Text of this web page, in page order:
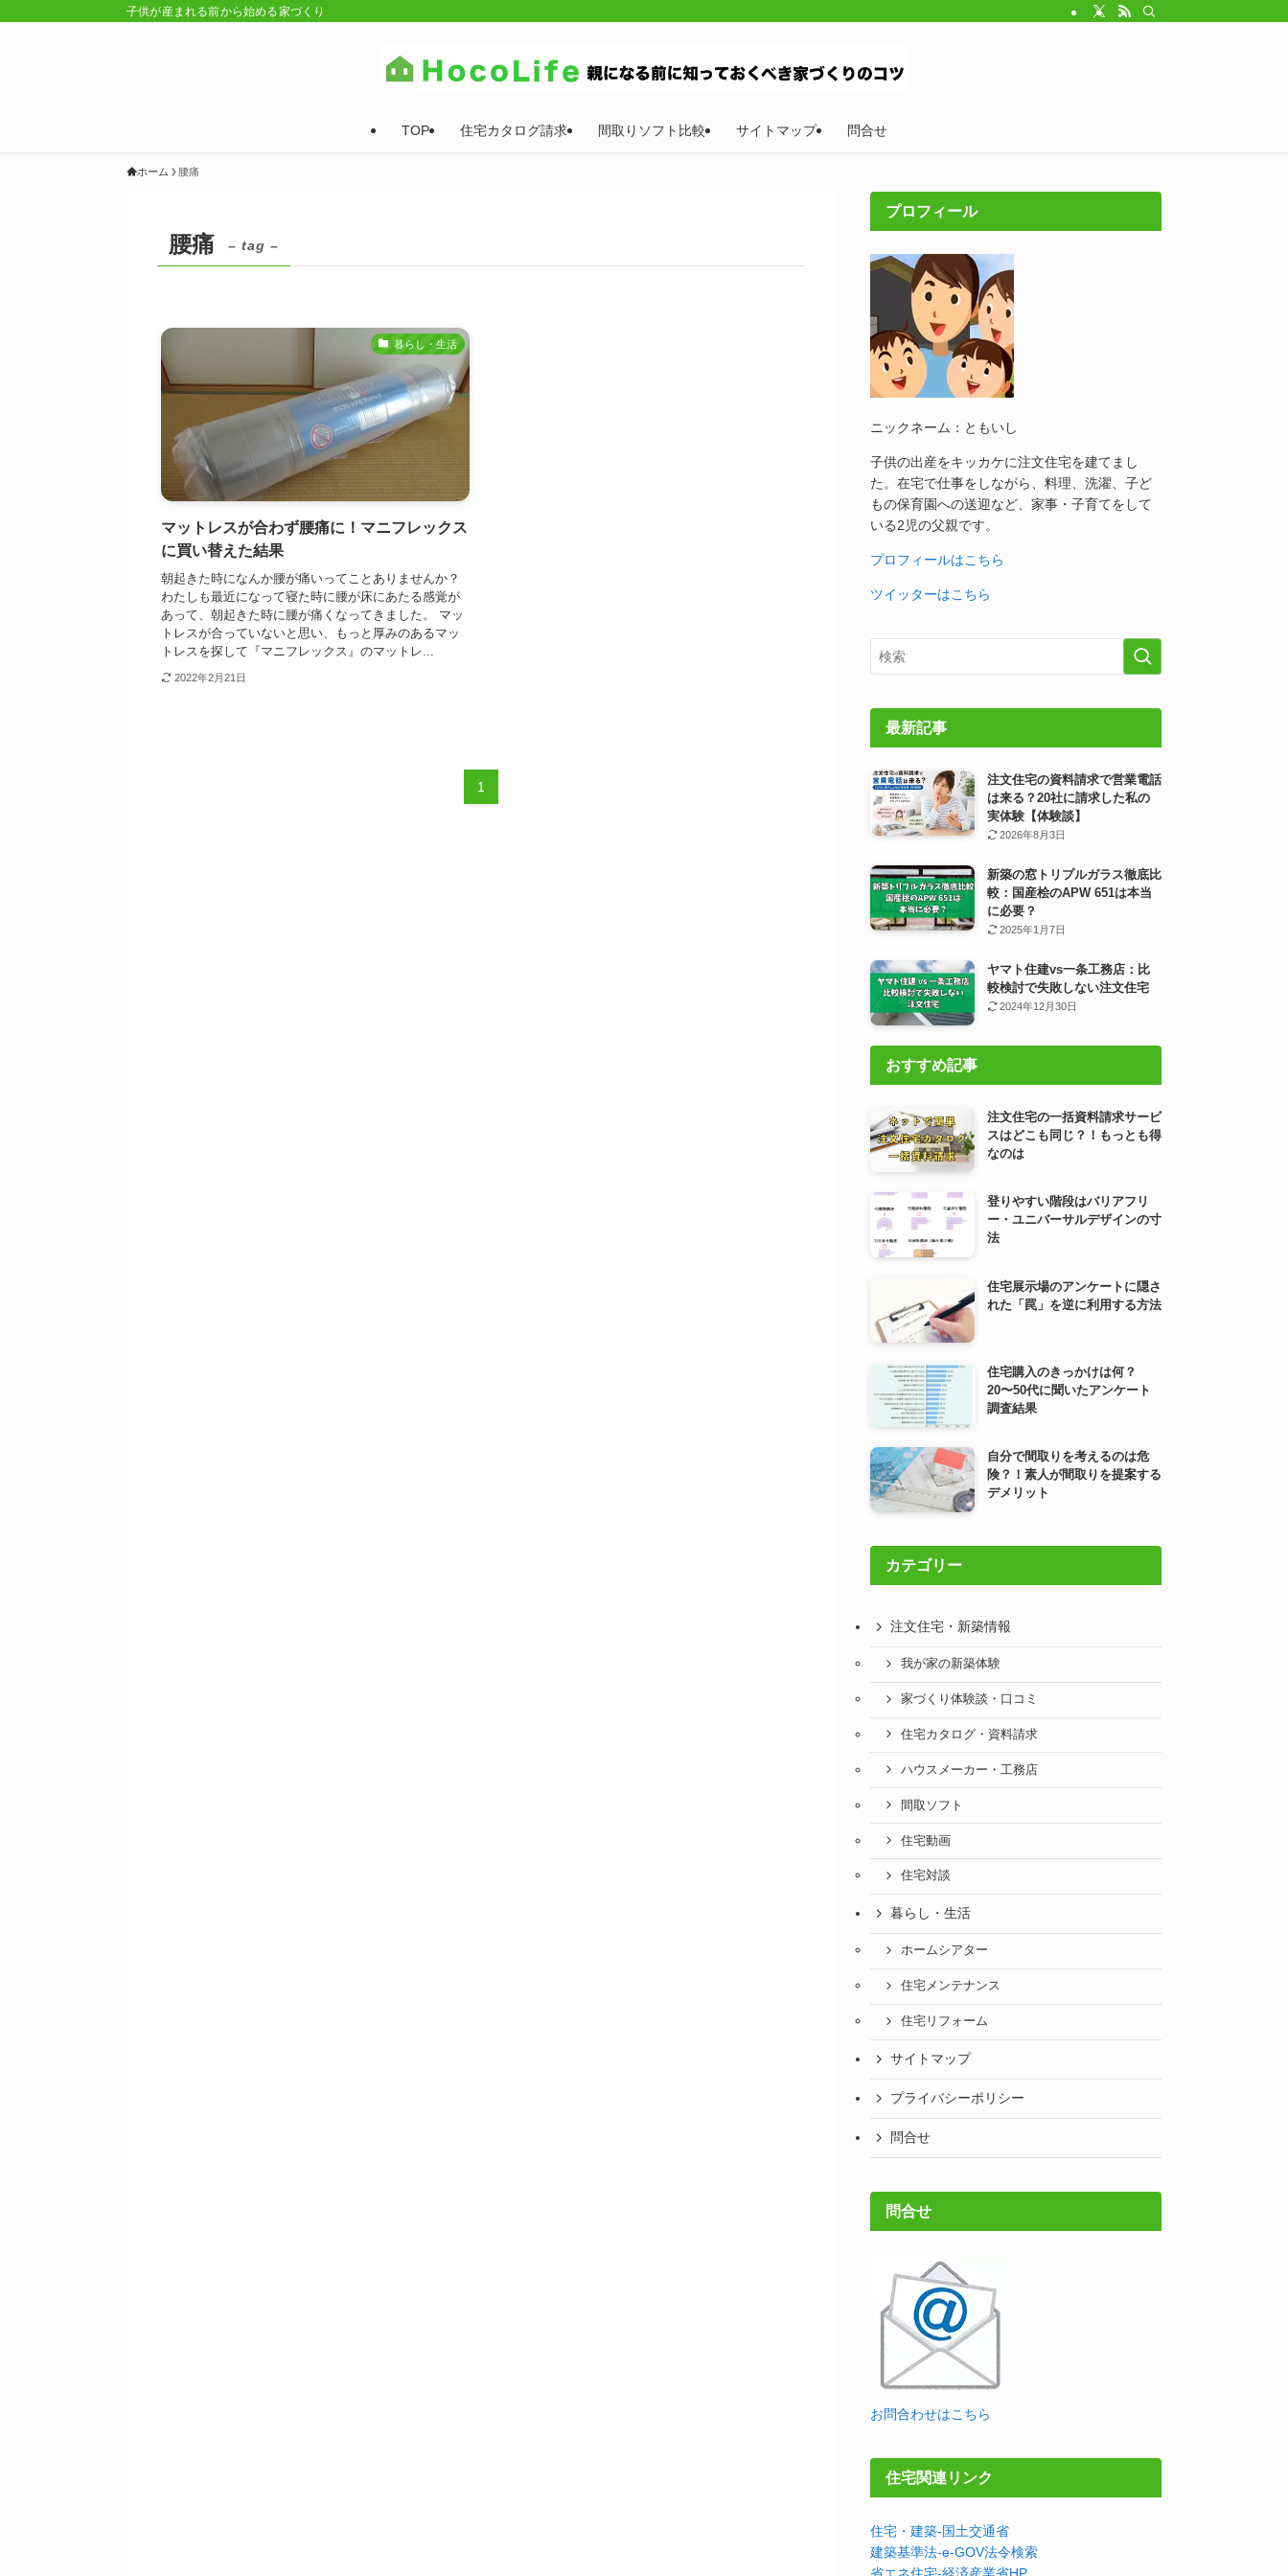
子供が産まれる前から始める家づくり
TOP 住宅カタログ請求 間取りソフト比較 サイトマップ 問合せ
ホーム 腰痛
腰痛 – tag –
暮らし・生活
マットレスが合わず腰痛に！マニフレックス
に買い替えた結果
朝起きた時になんか腰が痛いってことありませんか？
わたしも最近になって寝た時に腰が床にあたる感覚が
あって、朝起きた時に腰が痛くなってきました。 マッ
トレスが合っていないと思い、もっと厚みのあるマッ
トレスを探して『マニフレックス』のマットレ...
2022年2月21日
1
プロフィール
ニックネーム：ともいし
子供の出産をキッカケに注文住宅を建てまし
た。在宅で仕事をしながら、料理、洗濯、子ど
もの保育園への送迎など、家事・子育てをして
いる2児の父親です。
プロフィールはこちら
ツイッターはこちら
最新記事
注文住宅の資料請求で営業電話
は来る？20社に請求した私の
実体験【体験談】
2026年8月3日
新築の窓トリプルガラス徹底比
較：国産桧のAPW 651は本当
に必要？
2025年1月7日
ヤマト住建vs一条工務店：比
較検討で失敗しない注文住宅
2024年12月30日
おすすめ記事
注文住宅の一括資料請求サービ
スはどこも同じ？！もっとも得
なのは
登りやすい階段はバリアフリ
ー・ユニバーサルデザインの寸
法
住宅展示場のアンケートに隠さ
れた「罠」を逆に利用する方法
住宅購入のきっかけは何？
20〜50代に聞いたアンケート
調査結果
自分で間取りを考えるのは危
険？！素人が間取りを提案する
デメリット
カテゴリー
注文住宅・新築情報
我が家の新築体験
家づくり体験談・口コミ
住宅カタログ・資料請求
ハウスメーカー・工務店
間取ソフト
住宅動画
住宅対談
暮らし・生活
ホームシアター
住宅メンテナンス
住宅リフォーム
サイトマップ
プライバシーポリシー
問合せ
問合せ
お問合わせはこちら
住宅関連リンク
住宅・建築-国土交通省
建築基準法-e-GOV法令検索
省エネ住宅-経済産業省HP